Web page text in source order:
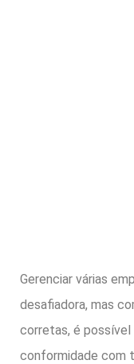
Gerenciar várias
desafiadora, mas
corretas, é possível
conformidade com